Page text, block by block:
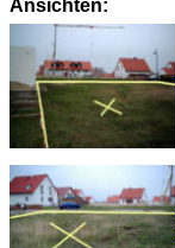
Ansichten: